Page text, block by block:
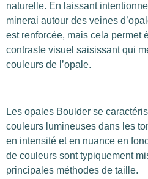
naturelle. En laissant
minerai autour des veines
est renforcée, mais cela permet
contraste visuel saisissant qui
couleurs de l’opale.
Les opales Boulder se
couleurs lumineuses dans les
en intensité et en nuance en
de couleurs sont typiquement
principales méthodes de taille.